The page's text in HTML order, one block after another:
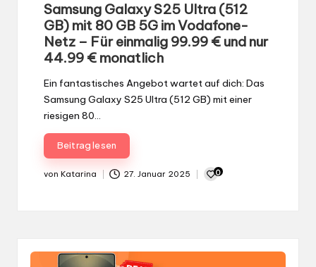
Samsung Galaxy S25 Ultra (512
GB) mit 80 GB 5G im Vodafone-
Netz – Für einmalig 99.99 € und nur
44.99 € monatlich
Ein fantastisches Angebot wartet auf dich: Das
Samsung Galaxy S25 Ultra (512 GB) mit einer
riesigen 80…
Beitrag lesen
von Katarina 27. Januar 2025 0